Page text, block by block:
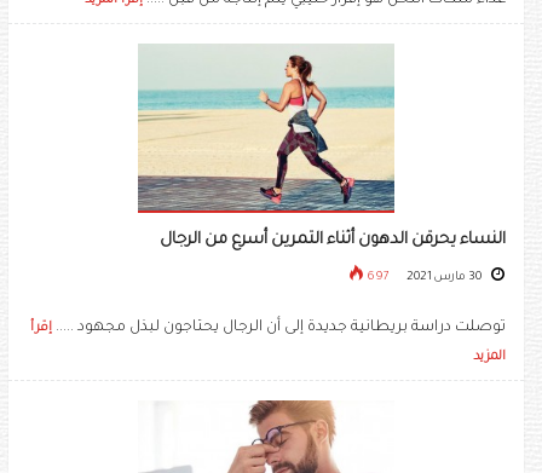
النساء يحرقن الدهون أثناء التمرين أسرع من الرجال
697
توصلت دراسة بريطانية جديدة إلى أن الرجال يحتاجون لبذل مجهود ..... إقرأ
المزيد